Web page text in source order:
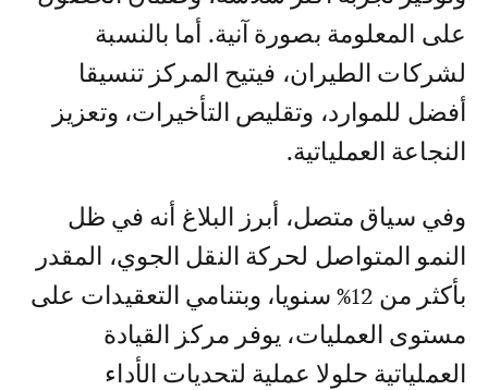
على المعلومة بصورة آنية. أما بالنسبة
لشركات الطيران، فيتيح المركز تنسيقا
أفضل للموارد، وتقليص التأخيرات، وتعزيز
النجاعة العملياتية.
وفي سياق متصل، أبرز البلاغ أنه في ظل
النمو المتواصل لحركة النقل الجوي، المقدر
بأكثر من 12% سنويا، وبتنامي التعقيدات على
مستوى العمليات، يوفر مركز القيادة
العملياتية حلولا عملية لتحديات الأداء